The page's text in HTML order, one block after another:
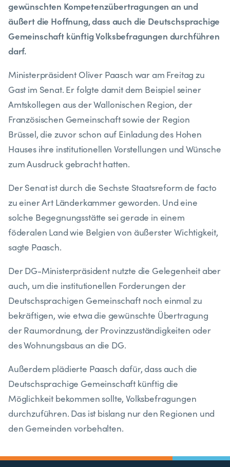
gewünschten Kompetenzübertragungen an und
äußert die Hoffnung, dass auch die Deutschsprachige
Gemeinschaft künftig Volksbefragungen durchführen
darf.
Ministerpräsident Oliver Paasch war am Freitag zu
Gast im Senat. Er folgte damit dem Beispiel seiner
Amtskollegen aus der Wallonischen Region, der
Französischen Gemeinschaft sowie der Region
Brüssel, die zuvor schon auf Einladung des Hohen
Hauses ihre institutionellen Vorstellungen und Wünsche
zum Ausdruck gebracht hatten.
Der Senat ist durch die Sechste Staatsreform de facto
zu einer Art Länderkammer geworden. Und eine
solche Begegnungsstätte sei gerade in einem
föderalen Land wie Belgien von äußerster Wichtigkeit,
sagte Paasch.
Der DG-Ministerpräsident nutzte die Gelegenheit aber
auch, um die institutionellen Forderungen der
Deutschsprachigen Gemeinschaft noch einmal zu
bekräftigen, wie etwa die gewünschte Übertragung
der Raumordnung, der Provinzzuständigkeiten oder
des Wohnungsbaus an die DG.
Außerdem plädierte Paasch dafür, dass auch die
Deutschsprachige Gemeinschaft künftig die
Möglichkeit bekommen sollte, Volksbefragungen
durchzuführen. Das ist bislang nur den Regionen und
den Gemeinden vorbehalten.